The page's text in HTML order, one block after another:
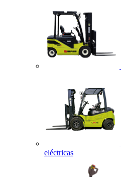
eléctricas